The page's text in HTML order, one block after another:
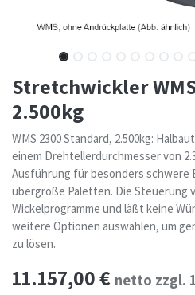
Stretchwickler
2.500kg
WMS 2300 Standard, 2.500kg:
einem Drehtellerdurchmesser von
Ausführung für besonders schwere
übergroße Paletten. Die Steuerung
Wickelprogramme und läßt keine
weitere Optionen auswählen, um
zu lösen.
11.157,00€ netto zzgl.